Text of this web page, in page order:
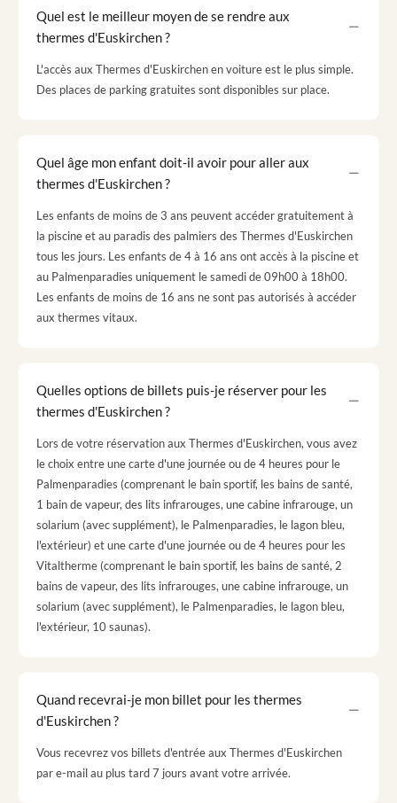
Quel est le meilleur moyen de se rendre aux
thermes d'Euskirchen ?
L'accès aux Thermes d'Euskirchen en voiture est le plus simple.
Des places de parking gratuites sont disponibles sur place.
Quel âge mon enfant doit-il avoir pour aller aux
thermes d'Euskirchen ?
Les enfants de moins de 3 ans peuvent accéder gratuitement à
la piscine et au paradis des palmiers des Thermes d'Euskirchen
tous les jours. Les enfants de 4 à 16 ans ont accès à la piscine et
au Palmenparadies uniquement le samedi de 09h00 à 18h00.
Les enfants de moins de 16 ans ne sont pas autorisés à accéder
aux thermes vitaux.
Quelles options de billets puis-je réserver pour les
thermes d'Euskirchen ?
Lors de votre réservation aux Thermes d'Euskirchen, vous avez
le choix entre une carte d'une journée ou de 4 heures pour le
Palmenparadies (comprenant le bain sportif, les bains de santé,
1 bain de vapeur, des lits infrarouges, une cabine infrarouge, un
solarium (avec supplément), le Palmenparadies, le lagon bleu,
l'extérieur) et une carte d'une journée ou de 4 heures pour les
Vitaltherme (comprenant le bain sportif, les bains de santé, 2
bains de vapeur, des lits infrarouges, une cabine infrarouge, un
solarium (avec supplément), le Palmenparadies, le lagon bleu,
l'extérieur, 10 saunas).
Quand recevrai-je mon billet pour les thermes
d'Euskirchen ?
Vous recevrez vos billets d'entrée aux Thermes d'Euskirchen
par e-mail au plus tard 7 jours avant votre arrivée.